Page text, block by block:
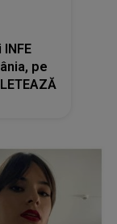
pe